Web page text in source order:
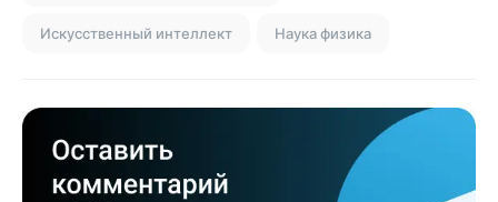
Искусственный интеллект Наука физика